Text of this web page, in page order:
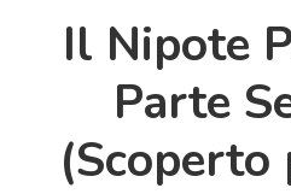
Il Nipote
Parte
(Scoperto